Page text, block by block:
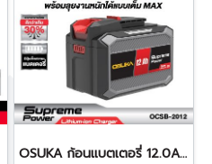
OSUKA ก้อนแบตเตอรี่ 12.0Ah Supreme Power OCSB-2012